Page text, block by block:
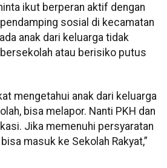
ikut berperan aktif dengan
sosial di kecamatan
anak dari keluarga tidak
atau berisiko putus
mengetahui anak dari keluarga
bisa melapor. Nanti PKH dan
Jika memenuhi persyaratan
masuk ke Sekolah Rakyat,”